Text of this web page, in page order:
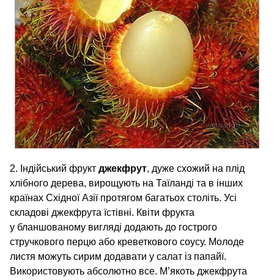
2. Індійський фрукт джекфрут, дуже схожий на плід
хлібного дерева, вирощують на Таїланді та в інших
країнах Східної Азії протягом багатьох століть. Усі
складові джекфрута їстівні. Квіти фрукта
у бланшованому вигляді додають до гострого
стручкового перцю або креветкового соусу. Молоде
листя можуть сирим додавати у салат із папайї.
Використовують абсолютно все. М’якоть джекфрута